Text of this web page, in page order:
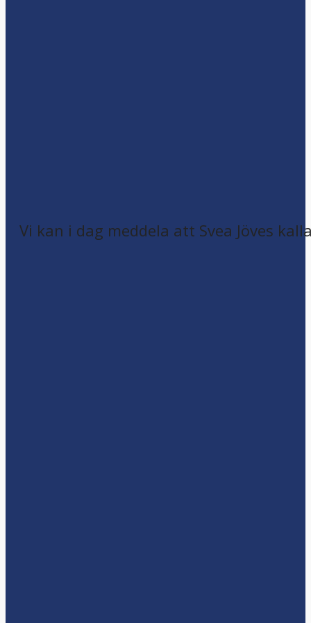
Vi kan i dag meddela att Svea Jöves